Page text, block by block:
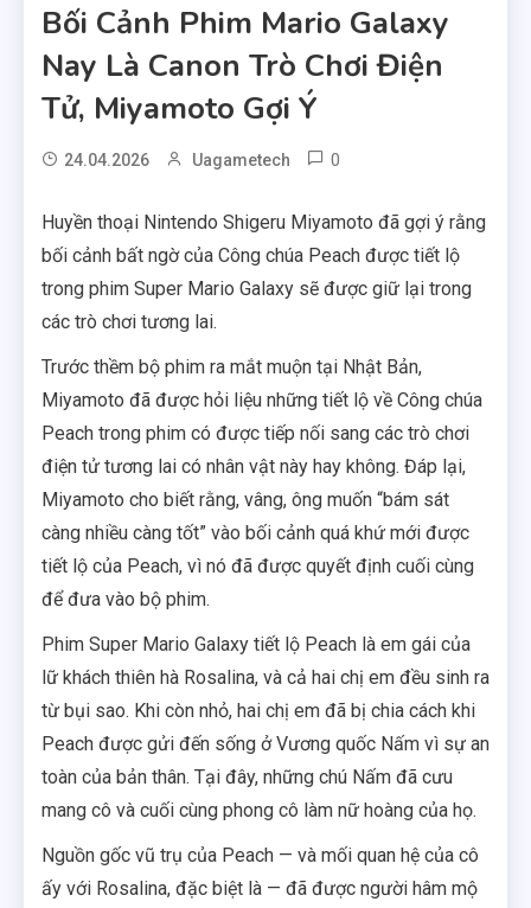
Bối Cảnh Phim Mario Galaxy
Nay Là Canon Trò Chơi Điện
Tử, Miyamoto Gợi Ý
24.04.2026 Uagametech 0
Huyền thoại Nintendo Shigeru Miyamoto đã gợi ý rằng
bối cảnh bất ngờ của Công chúa Peach được tiết lộ
trong phim Super Mario Galaxy sẽ được giữ lại trong
các trò chơi tương lai.
Trước thềm bộ phim ra mắt muộn tại Nhật Bản,
Miyamoto đã được hỏi liệu những tiết lộ về Công chúa
Peach trong phim có được tiếp nối sang các trò chơi
điện tử tương lai có nhân vật này hay không. Đáp lại,
Miyamoto cho biết rằng, vâng, ông muốn “bám sát
càng nhiều càng tốt” vào bối cảnh quá khứ mới được
tiết lộ của Peach, vì nó đã được quyết định cuối cùng
để đưa vào bộ phim.
Phim Super Mario Galaxy tiết lộ Peach là em gái của
lữ khách thiên hà Rosalina, và cả hai chị em đều sinh ra
từ bụi sao. Khi còn nhỏ, hai chị em đã bị chia cách khi
Peach được gửi đến sống ở Vương quốc Nấm vì sự an
toàn của bản thân. Tại đây, những chú Nấm đã cưu
mang cô và cuối cùng phong cô làm nữ hoàng của họ.
Nguồn gốc vũ trụ của Peach — và mối quan hệ của cô
ấy với Rosalina, đặc biệt là — đã được người hâm mộ